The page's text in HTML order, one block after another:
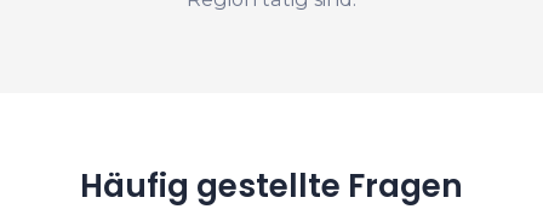
Häufig gestellte Fragen